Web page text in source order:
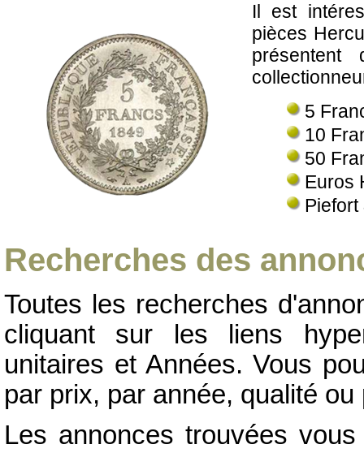
Il est
pièces
5
10
50
Euros
Recherches des
Toutes les recherches
cliquant sur les liens
unitaires et Années. Vous
par prix, par année, qualité ou
Les annonces trouvées